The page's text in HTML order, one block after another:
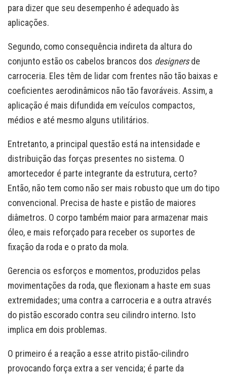
para dizer que seu desempenho é adequado às
aplicações.
Segundo, como consequência indireta da altura do
conjunto estão os cabelos brancos dos designersde
carroceria. Eles têm de lidar com frentes não tão baixas e
coeficientes aerodinâmicos não tão favoráveis. Assim, a
aplicação é mais difundida em veículos compactos,
médios e até mesmo alguns utilitários.
Entretanto, a principal questão está na intensidade e
distribuição das forças presentes no sistema. O
amortecedor é parte integrante da estrutura, certo?
Então, não tem como não ser mais robusto que um do tipo
convencional. Precisa de haste e pistão de maiores
diâmetros. O corpo também maior para armazenar mais
óleo, e mais reforçado para receber os suportes de
fixação da roda e o prato da mola.
Gerencia os esforços e momentos, produzidos pelas
movimentações da roda, que flexionam a haste em suas
extremidades; uma contra a carroceria e a outra através
do pistão escorado contra seu cilindro interno. Isto
implica em dois problemas.
O primeiro é a reação a esse atrito pistão-cilindro
provocando força extra a ser vencida; é parte da